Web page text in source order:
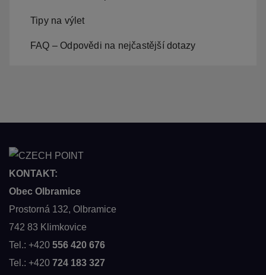
Tipy na výlet
FAQ – Odpovědi na nejčastější dotazy
KONTAKT:
Obec Olbramice
Prostorná 132, Olbramice
742 83 Klimkovice
Tel.: +420 556 420 676
Tel.: +420 724 183 327